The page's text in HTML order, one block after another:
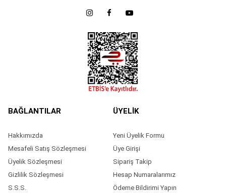
BAĞLANTILAR
Hakkımızda
Mesafeli Satış Sözleşmesi
Üyelik Sözleşmesi
Gizlilik Sözleşmesi
S.S.S.
ÜYELİK
Yeni Üyelik Formu
Üye Girişi
Sipariş Takip
Hesap Numaralarımız
Ödeme Bildirimi Yapın